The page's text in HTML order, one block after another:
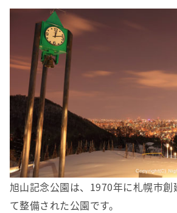
旭山記念公園は、1970年に札幌市創
て整備された公園です。